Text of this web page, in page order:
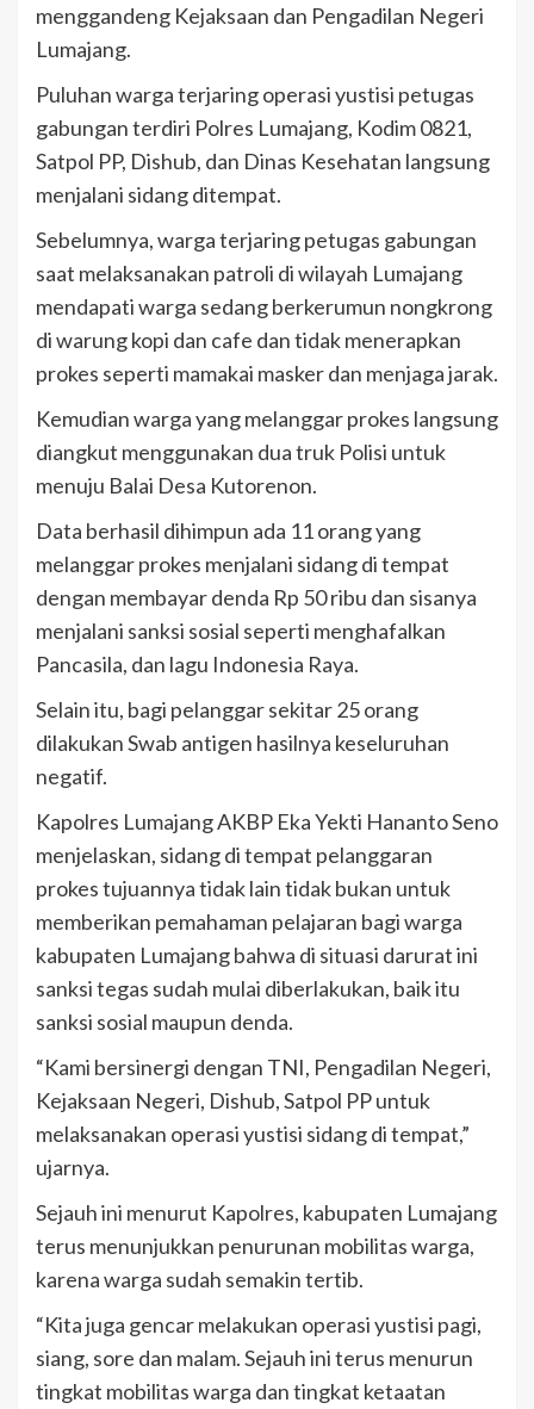
menggandeng Kejaksaan dan Pengadilan Negeri
Lumajang.
Puluhan warga terjaring operasi yustisi petugas
gabungan terdiri Polres Lumajang, Kodim 0821,
Satpol PP, Dishub, dan Dinas Kesehatan langsung
menjalani sidang ditempat.
Sebelumnya, warga terjaring petugas gabungan
saat melaksanakan patroli di wilayah Lumajang
mendapati warga sedang berkerumun nongkrong
di warung kopi dan cafe dan tidak menerapkan
prokes seperti mamakai masker dan menjaga jarak.
Kemudian warga yang melanggar prokes langsung
diangkut menggunakan dua truk Polisi untuk
menuju Balai Desa Kutorenon.
Data berhasil dihimpun ada 11 orang yang
melanggar prokes menjalani sidang di tempat
dengan membayar denda Rp 50 ribu dan sisanya
menjalani sanksi sosial seperti menghafalkan
Pancasila, dan lagu Indonesia Raya.
Selain itu, bagi pelanggar sekitar 25 orang
dilakukan Swab antigen hasilnya keseluruhan
negatif.
Kapolres Lumajang AKBP Eka Yekti Hananto Seno
menjelaskan, sidang di tempat pelanggaran
prokes tujuannya tidak lain tidak bukan untuk
memberikan pemahaman pelajaran bagi warga
kabupaten Lumajang bahwa di situasi darurat ini
sanksi tegas sudah mulai diberlakukan, baik itu
sanksi sosial maupun denda.
“Kami bersinergi dengan TNI, Pengadilan Negeri,
Kejaksaan Negeri, Dishub, Satpol PP untuk
melaksanakan operasi yustisi sidang di tempat,”
ujarnya.
Sejauh ini menurut Kapolres, kabupaten Lumajang
terus menunjukkan penurunan mobilitas warga,
karena warga sudah semakin tertib.
“Kita juga gencar melakukan operasi yustisi pagi,
siang, sore dan malam. Sejauh ini terus menurun
tingkat mobilitas warga dan tingkat ketaatan